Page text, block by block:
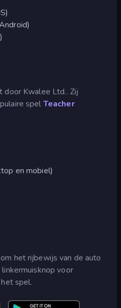
door Kwalee Ltd.. Zij
spel Teacher
en mobiel)
het rijbewijs van de auto
voor
spel.